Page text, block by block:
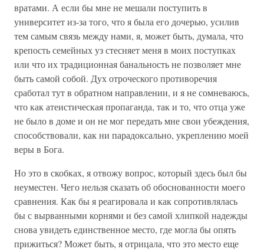
вратами. А если бы мне не мешали поступить в
университет из-за того, что я была его дочерью, усилив
тем самым связь между нами, я, может быть, думала, что
крепость семейных уз стесняет меня в моих поступках
или что их традиционная банальность не позволяет мне
быть самой собой. Дух отроческого противоречия
сработал тут в обратном направлении, и я не сомневаюсь,
что как атеистическая пропаганда, так и то, что отца уже
не было в доме и он не мог передать мне свои убеждения,
способствовали, как ни парадоксально, укреплению моей
веры в Бога.
Но это в скобках, я отвожу вопрос, который здесь был бы
неуместен. Чего нельзя сказать об обоснованности моего
сравнения. Как бы я реагировала и как сопротивлялась
бы с вырванными корнями и без самой хлипкой надежды
снова увидеть единственное место, где могла бы опять
прижиться? Может быть, я отрицала, что это место еще